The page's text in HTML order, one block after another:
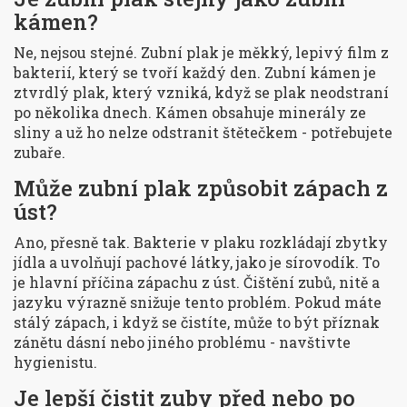
kámen?
Ne, nejsou stejné. Zubní plak je měkký, lepivý film z
bakterií, který se tvoří každý den. Zubní kámen je
ztvrdlý plak, který vzniká, když se plak neodstraní
po několika dnech. Kámen obsahuje minerály ze
sliny a už ho nelze odstranit štětečkem - potřebujete
zubaře.
Může zubní plak způsobit zápach z
úst?
Ano, přesně tak. Bakterie v plaku rozkládají zbytky
jídla a uvolňují pachové látky, jako je sírovodík. To
je hlavní příčina zápachu z úst. Čištění zubů, nitě a
jazyku výrazně snižuje tento problém. Pokud máte
stálý zápach, i když se čistíte, může to být příznak
zánětu dásní nebo jiného problému - navštivte
hygienistu.
Je lepší čistit zuby před nebo po